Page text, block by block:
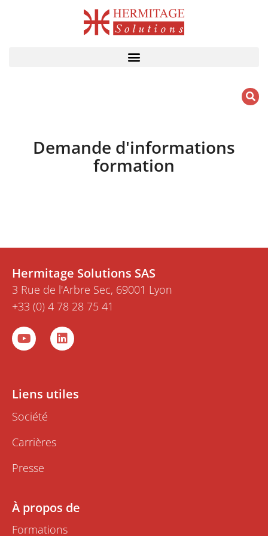
Demande d'informations
formation
Hermitage Solutions SAS
3 Rue de l'Arbre Sec, 69001 Lyon
+33 (0) 4 78 28 75 41
Y
o
u
b
e
L
i
n
d
i
Liens utiles
Société
Carrières
Presse
À propos de
Formations